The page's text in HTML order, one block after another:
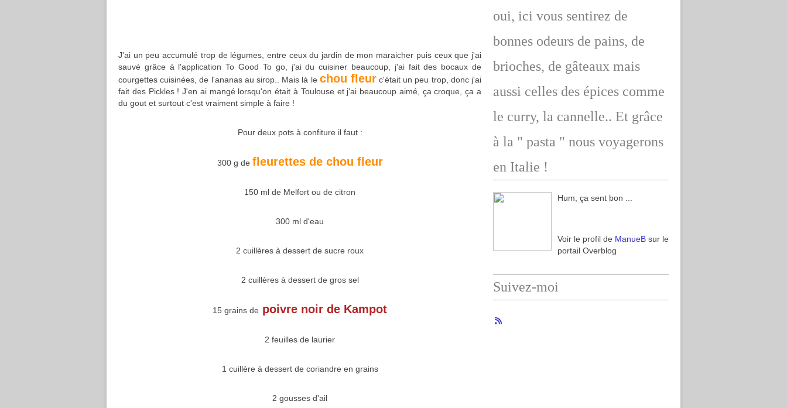
J'ai un peu accumulé trop de légumes, entre ceux du jardin de mon maraicher puis ceux que j'ai
sauvé grâce à l'application To Good To go, j'ai du cuisiner beaucoup, j'ai fait des bocaux de
courgettes cuisinées, de l'ananas au sirop.. Mais là le chou fleurc'était un peu trop, donc j'ai
fait des Pickles ! J'en ai mangé lorsqu'on était à Toulouse et j'ai beaucoup aimé, ça croque, ça a
du gout et surtout c'est vraiment simple à faire !
Pour deux pots à confiture il faut :
300 g de fleurettes de chou fleur
150 ml de Melfort ou de citron
300 ml d'eau
2 cuillères à dessert de sucre roux
2 cuillères à dessert de gros sel
15 grains de poivre noir de Kampot
2 feuilles de laurier
1 cuillère à dessert de coriandre en grains
2 gousses d'ail
oui, ici vous sentirez de
bonnes odeurs de pains, de
brioches, de gâteaux mais
aussi celles des épices comme
le curry, la cannelle.. Et grâce
à la " pasta " nous voyagerons
en Italie !
Hum, ça sent bon ...
Voir le profil de ManueB sur le
portail Overblog
Suivez-moi